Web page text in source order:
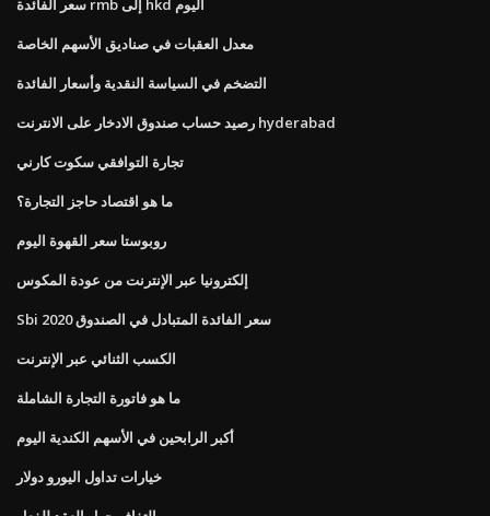
سعر الفائدة rmb إلى hkd اليوم
معدل العقبات في صناديق الأسهم الخاصة
التضخم في السياسة النقدية وأسعار الفائدة
رصيد حساب صندوق الادخار على الانترنت hyderabad
تجارة التوافقي سكوت كارني
ما هو اقتصاد حاجز التجارة؟
روبوستا سعر القهوة اليوم
إلكترونيا عبر الإنترنت من عودة المكوس
Sbi سعر الفائدة المتبادل في الصندوق 2020
الكسب الثنائي عبر الإنترنت
ما هو فاتورة التجارة الشاملة
أكبر الرابحين في الأسهم الكندية اليوم
خيارات تداول اليورو دولار